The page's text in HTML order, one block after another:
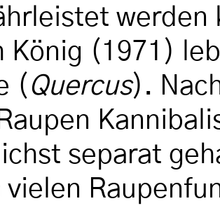
werden
König (1971)
( Quercus).
separat
vielen